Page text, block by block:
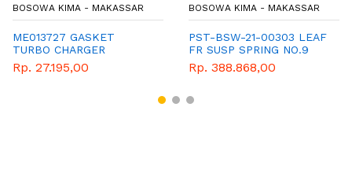
BOSOWA KIMA - MAKASSAR
ME013727 GASKET
TURBO CHARGER
Rp. 27.195,00
BOSOWA KIMA - MAKASSAR
PST-BSW-21-00303 LEAF
FR SUSP SPRING NO.9
Rp. 388.868,00